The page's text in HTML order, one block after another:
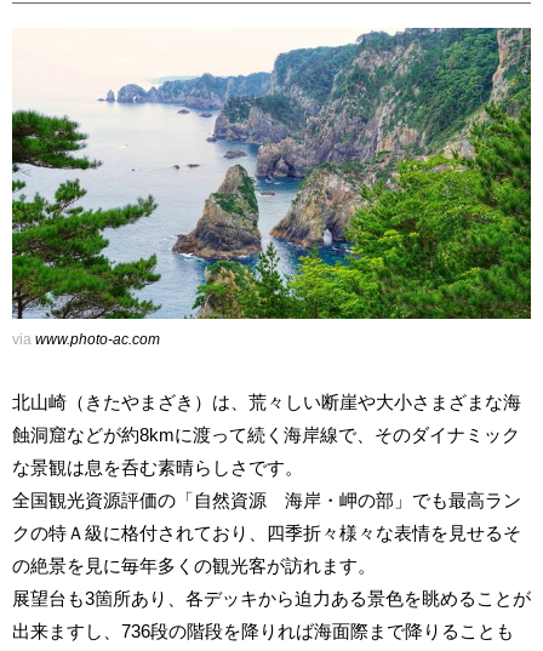
via www.photo-ac.com
北山崎（きたやまざき）は、荒々しい断崖や大小さまざまな海
蝕洞窟などが約8kmに渡って続く海岸線で、そのダイナミック
な景観は息を呑む素晴らしさです。
全国観光資源評価の「自然資源 海岸・岬の部」でも最高ラン
クの特Ａ級に格付されており、四季折々様々な表情を見せるそ
の絶景を見に毎年多くの観光客が訪れます。
展望台も3箇所あり、各デッキから迫力ある景色を眺めることが
出来ますし、736段の階段を降りれば海面際まで降りることも